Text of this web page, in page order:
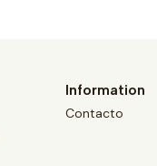
Information
Contacto